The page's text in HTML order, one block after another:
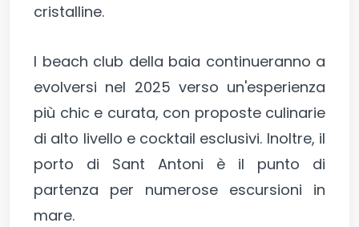
cristalline.
I beach club della baia continueranno a
evolversi nel 2025 verso un'esperienza
più chic e curata, con proposte culinarie
di alto livello e cocktail esclusivi. Inoltre, il
porto di Sant Antoni è il punto di
partenza per numerose escursioni in
mare.